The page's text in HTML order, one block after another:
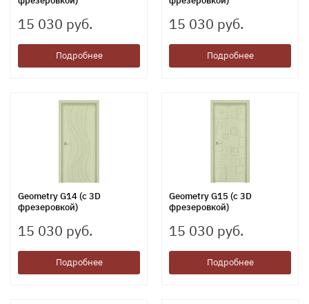
15 030 руб.
Подробнее
15 030 руб.
Подробнее
Geometry G14 (c 3D
фрезеровкой)
15 030 руб.
Подробнее
Geometry G15 (c 3D
фрезеровкой)
15 030 руб.
Подробнее